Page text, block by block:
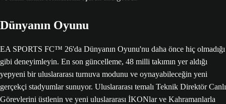
Dünyanın Oyunu
EA SPORTS FC™ 26'da Dünyanın Oyunu'nu daha önce hiç olmadığı
gibi deneyimleyin. En son güncelleme, 48 milli takımın yer aldığı
yepyeni bir uluslararası turnuva modunu ve oynayabileceğin yeni
gerçekçi stadyumlar sunuyor. Uluslararası temalı Teknik Direktör Canlı
Görevlerini üstlenin ve yeni uluslararası İKONlar ve Kahramanlarla